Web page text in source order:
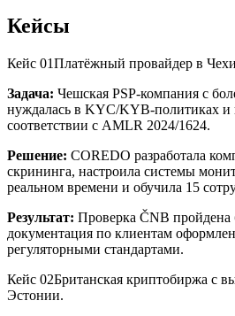
Кейсы
Кейс 01Платёжный провайдер в
Задача: Чешская PSP-компания с
нуждалась в KYC/KYB-политиках и
соответствии с AMLR 2024/1624.
Решение: COREDO разработала
скрининга, настроила системы
реальном времени и обучила 15
Результат: Проверка ČNB пройдена
документация по клиентам
регуляторными стандартами.
Кейс 02Британская криптобиржа с
Эстонии.